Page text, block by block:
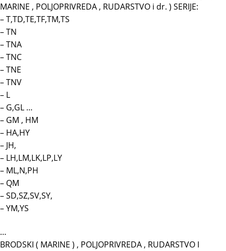
MARINE , POLJOPRIVREDA , RUDARSTVO i dr. ) SERIJE:
– T,TD,TE,TF,TM,TS
– TN
– TNA
– TNC
– TNE
– TNV
– L
– G,GL …
– GM , HM
– HA,HY
– JH,
– LH,LM,LK,LP,LY
– ML,N,PH
– QM
– SD,SZ,SV,SY,
– YM,YS
…
BRODSKI ( MARINE ) , POLJOPRIVREDA , RUDARSTVO I